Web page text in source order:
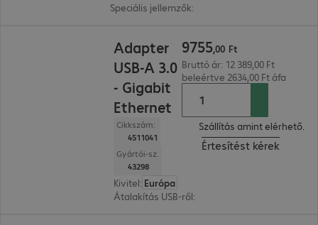
Speciális jellemzők:
Adapter
USB-A 3.0
- Gigabit
Ethernet
Cikkszám:
4511041
Gyártói-sz.
43298
Kivitel: Európa
Átalakítás USB-ről:
9755,00 Ft
Bruttó ár: 12 389,00 Ft
beleértve 2634,00 Ft áfa
Szállítás amint elérhető.
Értesítést kérek